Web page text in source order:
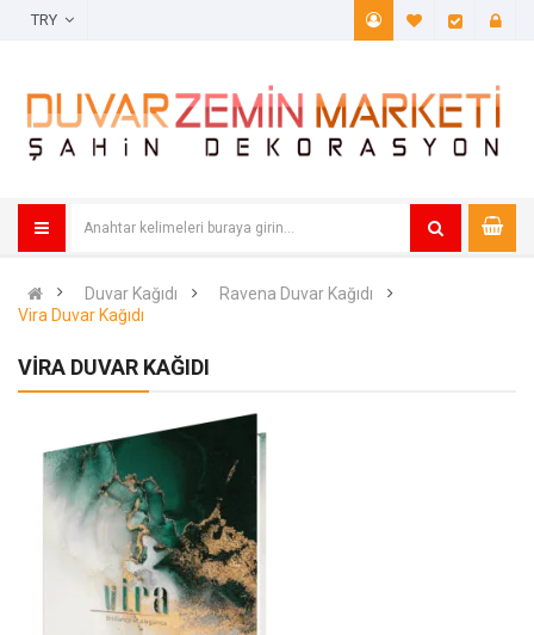
A. Listem
Duvar Kağıdı
Ravena Duvar Kağıdı
Vira Duvar Kağıdı
VIRA DUVAR KAĞIDI